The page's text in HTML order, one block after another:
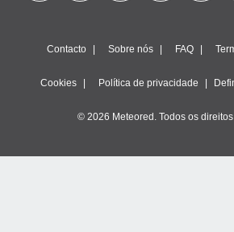
Contacto Sobre nós FAQ
Cookies Política de privacidade
© 2026 Meteored. Todos os